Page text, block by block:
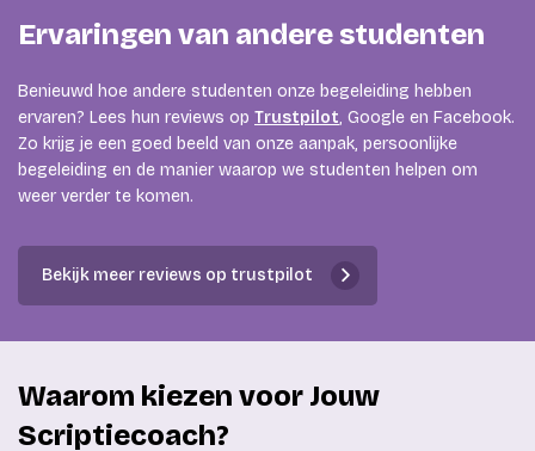
Ervaringen van andere studenten
Benieuwd hoe andere studenten onze begeleiding hebben
ervaren? Lees hun reviews op Trustpilot, Google en Facebook.
Zo krijg je een goed beeld van onze aanpak, persoonlijke
begeleiding en de manier waarop we studenten helpen om
weer verder te komen.
Bekijk meer reviews op trustpilot
Waarom kiezen voor Jouw
Scriptiecoach?